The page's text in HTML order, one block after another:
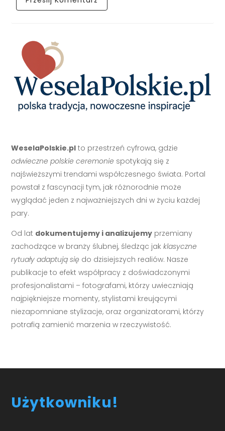
WeselaPolskie.pl to przestrzeń cyfrowa, gdzie
odwieczne polskie ceremonie spotykają się z
najświeższymi trendami współczesnego świata. Portal
powstał z fascynacji tym, jak różnorodnie może
wyglądać jeden z najważniejszych dni w życiu każdej
pary.
Od lat dokumentujemy i analizujemy przemiany
zachodzące w branży ślubnej, śledząc jakklasyczne
rytuały adaptują się do dzisiejszych realiów. Nasze
publikacje to efekt współpracy z doświadczonymi
profesjonalistami – fotografami, którzy uwieczniają
najpiękniejsze momenty, stylistami kreującymi
niezapomniane stylizacje, oraz organizatorami, którzy
potrafią zamienić marzenia w rzeczywistość.
Użytkowniku!